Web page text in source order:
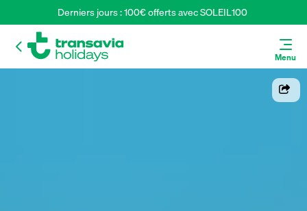
Derniers jours : 100€ offerts avec SOLEIL100
Menu